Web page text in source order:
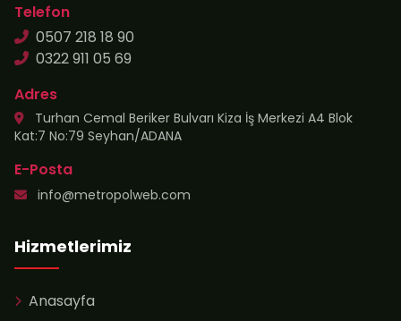
Telefon
0507 218 18 90
0322 911 05 69
Adres
Turhan Cemal Beriker Bulvarı Kiza İş Merkezi A4 Blok
Kat:7 No:79 Seyhan/ADANA
E-Posta
info@metropolweb.com
Hizmetlerimiz
Anasayfa